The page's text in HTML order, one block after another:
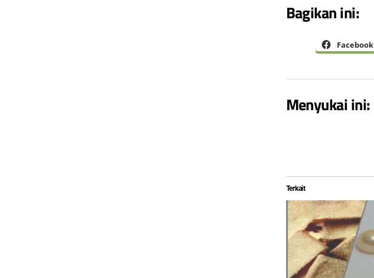
Bagikan ini:
Facebook
Menyukai ini:
Terkait